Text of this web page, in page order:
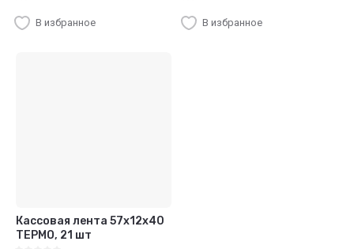
В избранное В избранное
Кассовая лента 57х12х40
ТЕРМО, 21 шт